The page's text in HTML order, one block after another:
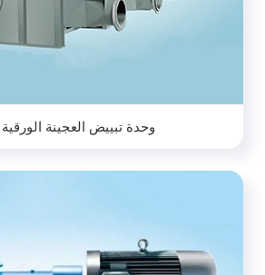
وحدة تبييض العجينة الورقية ECO